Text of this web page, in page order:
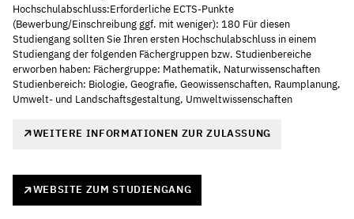
Hochschulabschluss:Erforderliche ECTS-Punkte
(Bewerbung/Einschreibung ggf. mit weniger): 180 Für diesen
Studiengang sollten Sie Ihren ersten Hochschulabschluss in einem
Studiengang der folgenden Fächergruppen bzw. Studienbereiche
erworben haben: Fächergruppe: Mathematik, Naturwissenschaften
Studienbereich: Biologie, Geografie, Geowissenschaften, Raumplanung,
Umwelt- und Landschaftsgestaltung, Umweltwissenschaften
WEITERE INFORMATIONEN ZUR ZULASSUNG
WEBSITE ZUM STUDIENGANG